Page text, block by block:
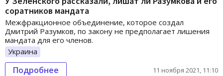
соратников мандата
Межфракционное объединение, которое создал
Дмитрий Разумков, по закону не предполагает лишения
мандата для его членов.
Украина
Подробнее 11 ноября 2021, 11:10